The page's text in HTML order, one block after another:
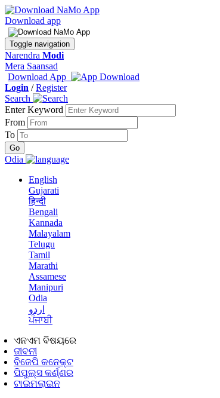
Download app
Toggle navigation
Narendra Modi
Mera Saansad
Download App
Login /Register
Search
Enter Keyword
From
To
Odia
English
Gujarati
हिन्दी
Bengali
Kannada
Malayalam
Telugu
Tamil
Marathi
Assamese
Manipuri
Odia
اردو
ਪੰਜਾਬੀ
ଏନଏମ ବିଷୟରେ
ଜୀବନୀ
ବିଜେପି କନେକ୍ଟ
ପିପୁଲ୍ସ କର୍ଣ୍ଣର
ଟାଇମଲାଇନ